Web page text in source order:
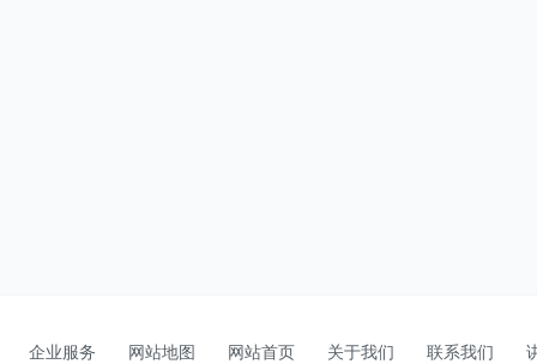
企业服务 网站地图 网站首页 关于我们 联系我们